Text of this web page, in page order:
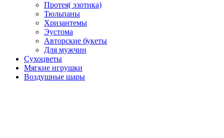
Протея( эзотика)
Тюльпаны
Хризантемы
Эустома
Авторские букеты
Для мужчин
Сухоцветы
Мягкие игрушки
Воздушные шары